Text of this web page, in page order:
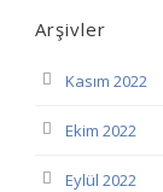
Arşivler
Kasım 2022
Ekim 2022
Eylül 2022